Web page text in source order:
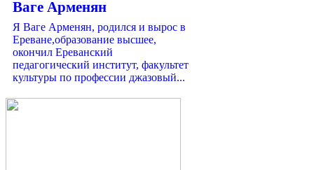
Ваге Арменян
Я Ваге Арменян, родился и вырос в
Ереване,образование высшее,
окончил Ереванский
педагогический институт, факультет
культуры по профессии джазовый...